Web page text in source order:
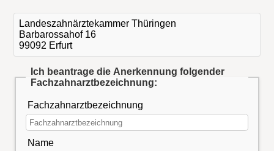
Landeszahnärztekammer Thüringen
Barbarossahof 16
99092 Erfurt
Ich beantrage die Anerkennung folgender
Fachzahnarztbezeichnung:
Fachzahnarztbezeichnung
Name